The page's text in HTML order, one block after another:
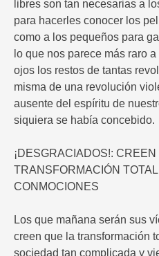
libres son tan necesarias a
para hacerles conocer los
como a los pequeños para
lo que nos parece más raro
ojos los restos de tantas
misma de una revolución
ausente del espíritu de
siquiera se había concebido.
¡DESGRACIADOS!:
TRANSFORMACIÓN
CONMOCIONES
Los que mañana serán sus
creen que la transformación
sociedad tan complicada y